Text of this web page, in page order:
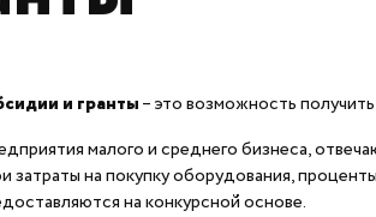
и гранты– это возможность
малого и среднего бизнеса,
затраты на покупку оборудования,
на конкурсной основе.